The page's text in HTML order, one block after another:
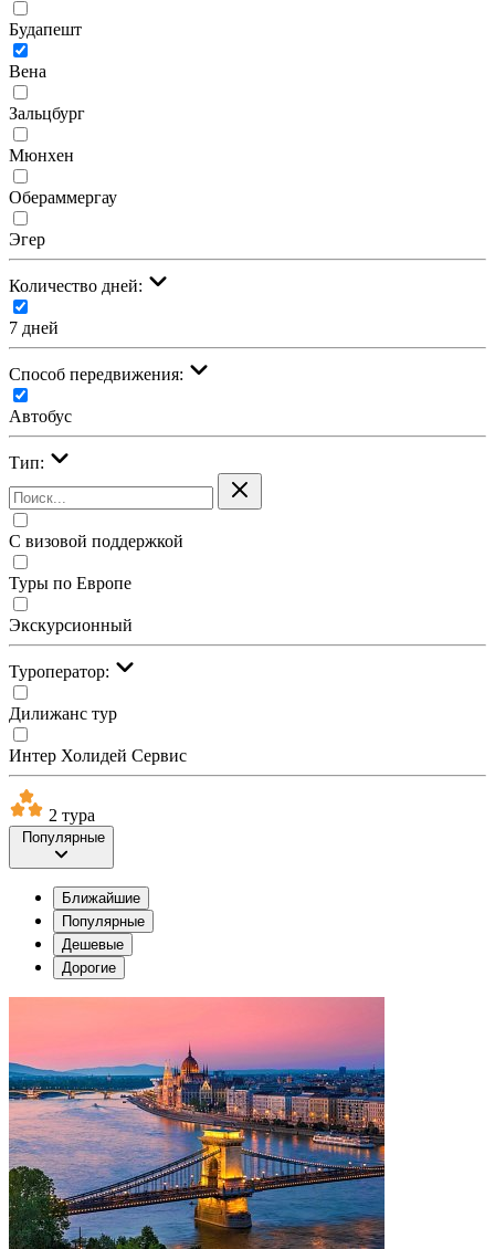
Будапешт
Вена
Зальцбург
Мюнхен
Обераммергау
Эгер
Количество дней:
7 дней
Cпособ передвижения:
Автобус
Тип:
С визовой поддержкой
Туры по Европе
Экскурсионный
Туроператор:
Дилижанс тур
Интер Холидей Сервис
2 тура
Популярные
Ближайшие
Популярные
Дешевые
Дорогие